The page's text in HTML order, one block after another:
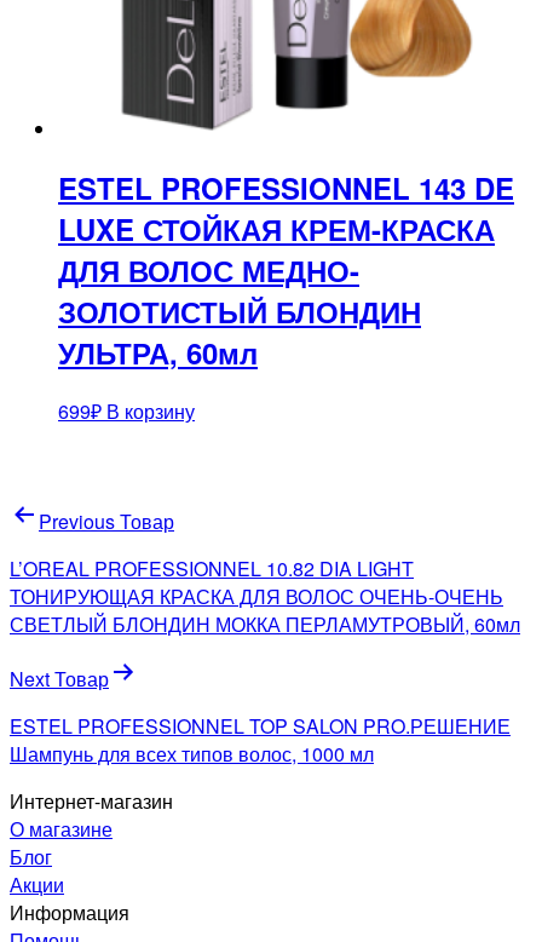
ESTEL PROFESSIONNEL 143 DE
LUXE СТОЙКАЯ КРЕМ-КРАСКА
ДЛЯ ВОЛОС МЕДНО-
ЗОЛОТИСТЫЙ БЛОНДИН
УЛЬТРА, 60мл
699₽ В корзину
Навигация
по
записям
Previous Товар
L’OREAL PROFESSIONNEL 10.82 DIA LIGHT
ТОНИРУЮЩАЯ КРАСКА ДЛЯ ВОЛОС ОЧЕНЬ-ОЧЕНЬ
СВЕТЛЫЙ БЛОНДИН МОККА ПЕРЛАМУТРОВЫЙ, 60мл
Next Товар
ESTEL PROFESSIONNEL TOP SALON PRO.РЕШЕНИЕ
Шампунь для всех типов волос, 1000 мл
Интернет-магазин
О магазине
Блог
Акции
Информация